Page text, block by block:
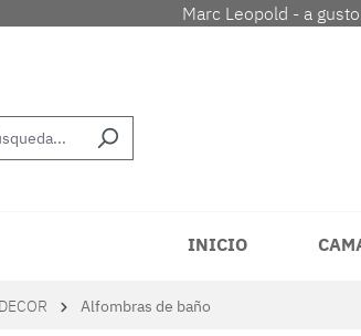
principal
Marc Leopold - a
INICIO
Alfombras de baño